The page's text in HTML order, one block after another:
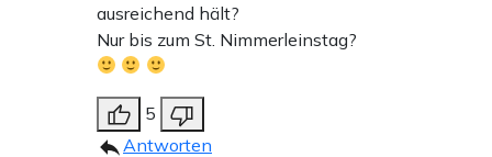
ausreichend hält?
Nur bis zum St. Nimmerleinstag?
5
Antworten